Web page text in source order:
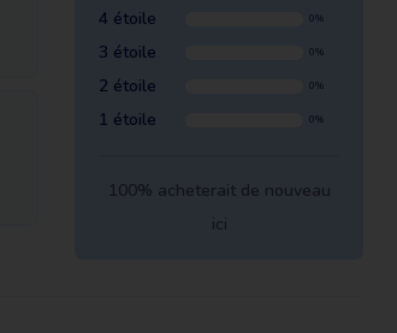
4 étoile 0%
3 étoile 0%
2 étoile 0%
1 étoile 0%
100% acheterait de nouveau
ici